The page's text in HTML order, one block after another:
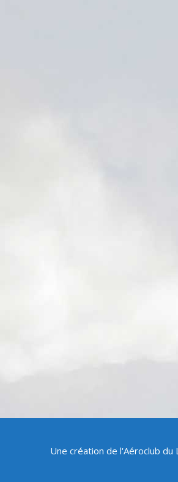
Une création de l'Aéroclub